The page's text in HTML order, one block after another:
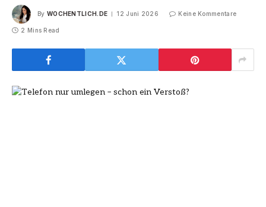
By WOCHENTLICH.DE 12 Juni 2026 Keine Kommentare
2 Mins Read